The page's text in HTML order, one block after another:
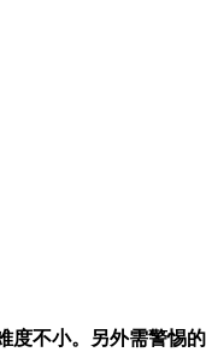
不小。另外需警惕